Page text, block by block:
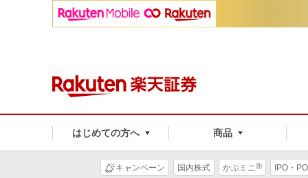
はじめての方へ 商品
キャンペーン 国内株式 かぶミニ® IPO・PO